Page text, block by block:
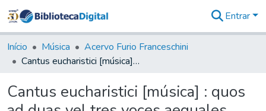
&
Coleções
Tudo na
Digital
Entrar
Início Música
Acervo Furio Franceschini
Cantus eucharistici [música] : quos ad duas vel tres voces aequales concinente organo
Cantus eucharistici [música] : quos